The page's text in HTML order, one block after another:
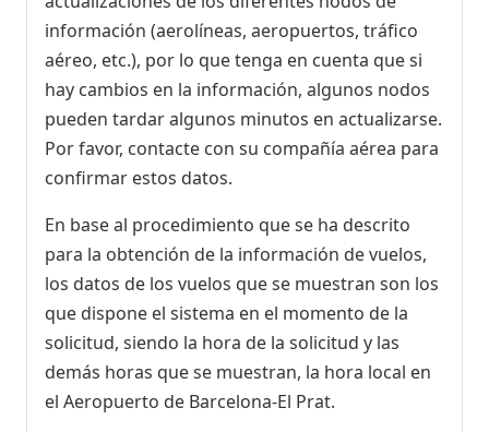
información (aerolíneas, aeropuertos, tráfico
aéreo, etc.), por lo que tenga en cuenta que si
hay cambios en la información, algunos nodos
pueden tardar algunos minutos en actualizarse.
Por favor, contacte con su compañía aérea para
confirmar estos datos.
En base al procedimiento que se ha descrito
para la obtención de la información de vuelos,
los datos de los vuelos que se muestran son los
que dispone el sistema en el momento de la
solicitud, siendo la hora de la solicitud y las
demás horas que se muestran, la hora local en
el Aeropuerto de Barcelona-El Prat.